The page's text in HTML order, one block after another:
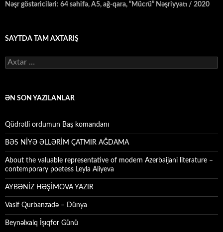
Nəşr göstəriciləri: 64 səhifə, A5, ağ-qara, “Mücrü” Nəşriyyatı / 2020
SAYTDA TAM AXTARIŞ
Axtarış:
ƏN SON YAZILANLAR
Qüdrətli ordumun Baş komandanı
BƏS NİYƏ ƏLLƏRİM ÇATMIR AĞDAMA
About the valuable representative of modern Azerbaijani literature –
contemporary poetess Leyla Aliyeva
AYBƏNİZ HƏŞİMOVA YAZIR
Vasif Qurbanzadə – Dünya
Beynəlxalq İşıqfor Günü